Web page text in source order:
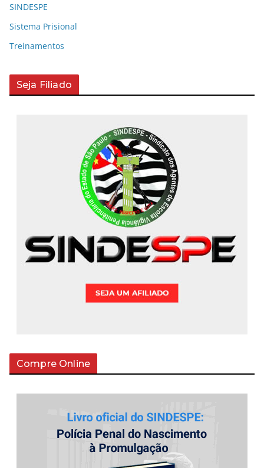
SINDESPE
Sistema Prisional
Treinamentos
Seja Filiado
Compre Online